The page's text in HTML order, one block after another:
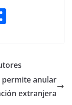
p
ar
tir
permite anular
extranjera